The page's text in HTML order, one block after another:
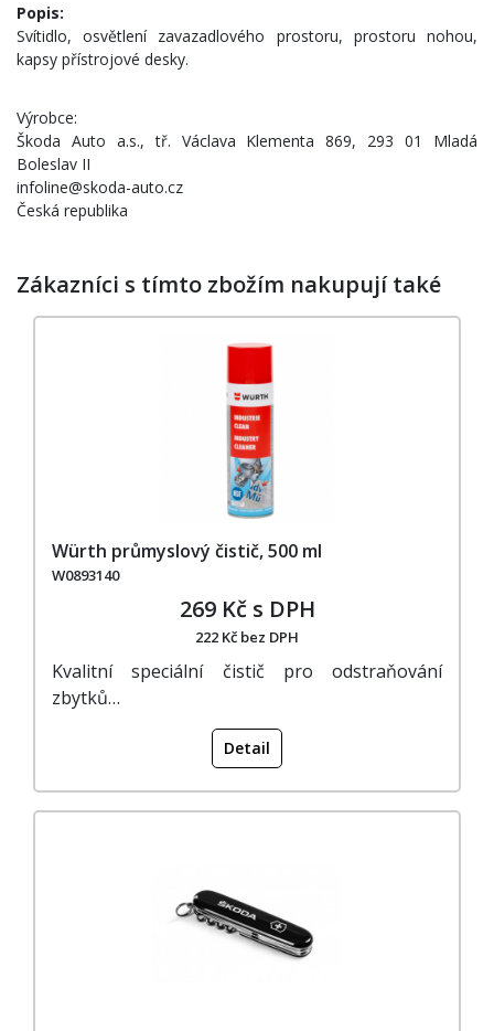
Popis:
Svítidlo, osvětlení zavazadlového prostoru, prostoru nohou,
kapsy přístrojové desky.
Výrobce:
Škoda Auto a.s., tř. Václava Klementa 869, 293 01 Mladá
Boleslav II
infoline@skoda-auto.cz
Česká republika
Zákazníci s tímto zbožím nakupují také
Würth průmyslový čistič, 500 ml
W0893140
269 Kč s DPH
222 Kč bez DPH
Kvalitní speciální čistič pro odstraňování
zbytků…
Detail